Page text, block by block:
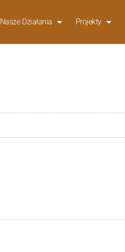
Nasze Działania Projekty